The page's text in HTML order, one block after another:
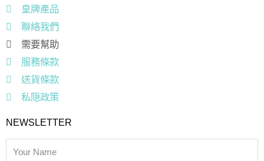
皇牌產品
聯絡我們
需要幫助
服務條款
送貨條款
私隠政策
NEWSLETTER